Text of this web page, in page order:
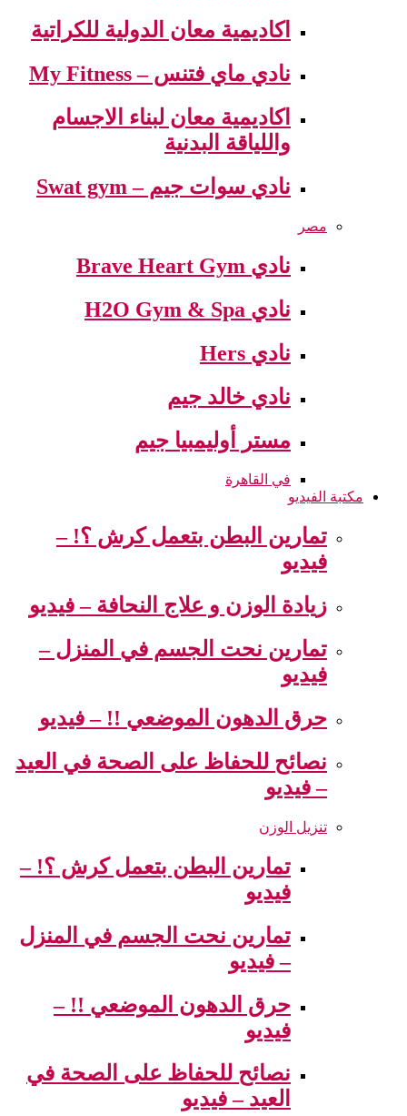
اكاديمية معان الدولية للكراتية
نادي ماي فتنس – My Fitness
اكاديمية معان لبناء الاجسام
واللياقة البدنية
نادي سوات جيم – Swat gym
مصر
نادي Brave Heart Gym
نادي H2O Gym & Spa
نادي Hers
نادي خالد جيم
مستر أوليمبيا جيم
في القاهرة
مكتبة الفيديو
تمارين البطن بتعمل كرش ؟! –
فيديو
زيادة الوزن و علاج النحافة – فيديو
تمارين نحت الجسم في المنزل –
فيديو
حرق الدهون الموضعي !! – فيديو
نصائح للحفاظ على الصحة في العيد
– فيديو
تنزيل الوزن
تمارين البطن بتعمل كرش ؟! –
فيديو
تمارين نحت الجسم في المنزل
– فيديو
حرق الدهون الموضعي !! –
فيديو
نصائح للحفاظ على الصحة في
العيد – فيديو